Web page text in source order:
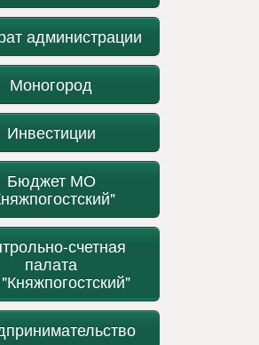
администрации
Моногород
Инвестиции
Бюджет МО
счетная
палата